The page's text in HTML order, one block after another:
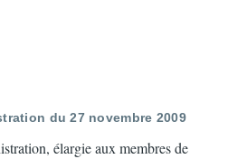
du 27 novembre 2009
élargie aux membres de